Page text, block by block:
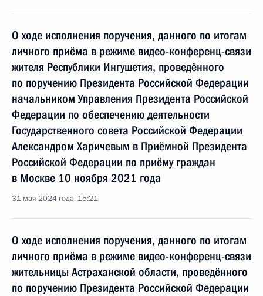
О ходе исполнения поручения, данного по итогам
личного приёма в режиме видео-конференц-связи
жителя Республики Ингушетия, проведённого
по поручению Президента Российской Федерации
начальником Управления Президента Российской
Федерации по обеспечению деятельности
Государственного совета Российской Федерации
Александром Харичевым в Приёмной Президента
Российской Федерации по приёму граждан
в Москве 10 ноября 2021 года
31 мая 2024 года, 15:21
О ходе исполнения поручения, данного по итогам
личного приёма в режиме видео-конференц-связи
жительницы Астраханской области, проведённого
по поручению Президента Российской Федерации